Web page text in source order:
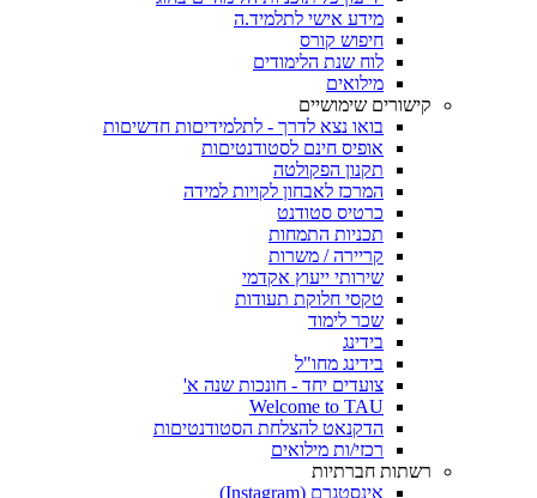
מידע אישי לתלמיד.ה
חיפוש קורס
לוח שנת הלימודים
מילואים
קישורים שימושיים
בואו נצא לדרך - לתלמידיםות חדשיםות
אופיס חינם לסטודנטיםות
תקנון הפקולטה
המרכז לאבחון לקויות למידה
כרטיס סטודנט
תכניות התמחות
קריירה / משרות
שירותי ייעוץ אקדמי
טקסי חלוקת תעודות
שכר לימוד
בידינג
בידינג מחו"ל
צועדים יחד - חונכות שנה א'
Welcome to TAU
הדקנאט להצלחת הסטודנטיםות
רכזי/ות מילואים
רשתות חברתיות
אינסטגרם (Instagram)